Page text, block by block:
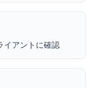
イアントに確認